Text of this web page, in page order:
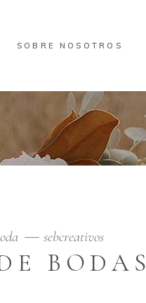
SOBRE NOSOTROS
sebcreativos
BODAS